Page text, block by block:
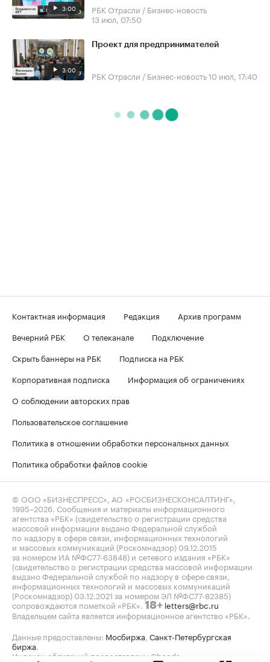
3:00
РБК Отрасли / Бизнес-новость
13 июл, 07:50
3:00
Проект для предпринимателей
РБК Отрасли / Бизнес-новость10 июл, 17:40
Контактная информация Редакция
Архив программ
Вечерний РБК
О телеканале
Подключение
Скрыть баннеры на РБК
Подписка на РБК
Корпоративная подписка
Информация об ограничениях
О соблюдении авторских прав
Пользовательское соглашение
Политика в отношении обработки персональных данных
Политика обработки файлов cookie
© ООО «БИЗНЕСПРЕСС», АО «РОСБИЗНЕСКОНСАЛТИНГ»,
1995–2026. Сообщения и материалы информационного
агентства «РБК» (свидетельство о регистрации средства
массовой информации выдано Федеральной службой
по надзору в сфере связи, информационных технологий
и массовых коммуникаций (Роскомнадзор) 09.12.2015
за номером ИА №ФС77-63848) и сетевого издания «РБК»
(свидетельство о регистрации средства массовой информации
выдано Федеральной службой по надзору в сфере связи,
информационных технологий и массовых коммуникаций
(Роскомнадзор) 03.12.2021 за номером ЭЛ №ФС77-82385)
сопровождаются пометкой «РБК». 18+ letters@rbc.ru
Владельцем сайта является информационное агентство «РБК».
Данные предоставлены: Мосбиржа, Санкт-Петербургская
биржа.
Индексы облигаций предоставлены Cbonds.